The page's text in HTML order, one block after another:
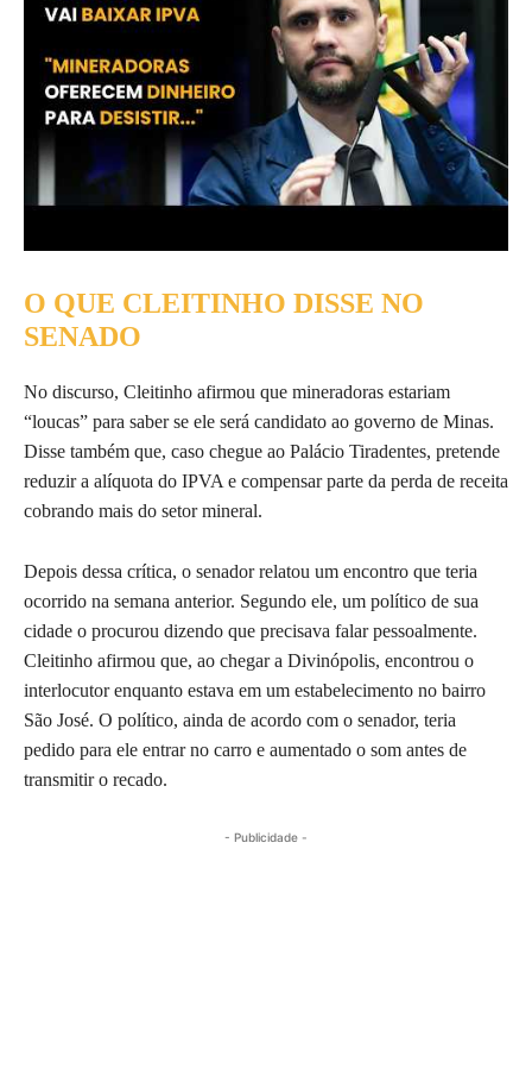
O QUE CLEITINHO DISSE NO
SENADO
No discurso, Cleitinho afirmou que mineradoras estariam
“loucas” para saber se ele será candidato ao governo de Minas.
Disse também que, caso chegue ao Palácio Tiradentes, pretende
reduzir a alíquota do IPVA e compensar parte da perda de receita
cobrando mais do setor mineral.
Depois dessa crítica, o senador relatou um encontro que teria
ocorrido na semana anterior. Segundo ele, um político de sua
cidade o procurou dizendo que precisava falar pessoalmente.
Cleitinho afirmou que, ao chegar a Divinópolis, encontrou o
interlocutor enquanto estava em um estabelecimento no bairro
São José. O político, ainda de acordo com o senador, teria
pedido para ele entrar no carro e aumentado o som antes de
transmitir o recado.
- Publicidade -